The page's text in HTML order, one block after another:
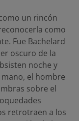
un rincón
como
Fue Bachelard
oscuro de la
noche y
el hombre
sobre el
retrotraen a los